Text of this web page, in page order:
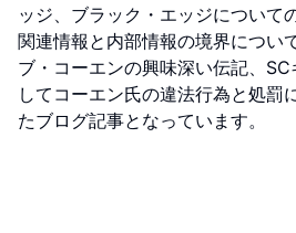
ッジ、ブラック・エッジについて
関連情報と内部情報の境界につい
ブ・コーエンの興味深い伝記、
してコーエン氏の違法行為と処罰
たブログ記事となっています。